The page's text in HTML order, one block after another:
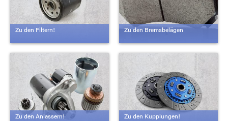
Zu den Filtern! Zu den Bremsbelägen
Zu den Anlassern! Zu den Kupplungen!